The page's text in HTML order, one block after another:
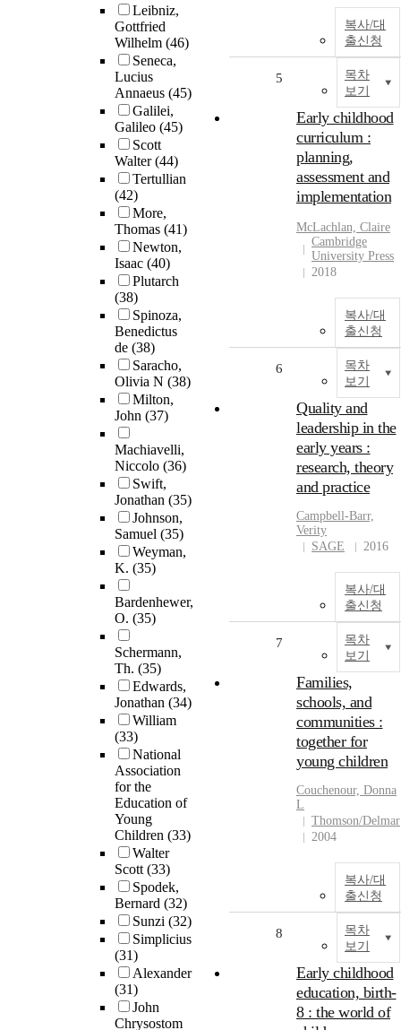
Leibniz,
Gottfried
Wilhelm (46)
Seneca,
Lucius
Annaeus (45)
Galilei,
Galileo (45)
Scott
Walter(44)
Tertullian
(42)
More,
Thomas (41)
Newton,
Isaac (40)
Plutarch
(38)
Spinoza,
Benedictus
de (38)
Saracho,
Olivia N (38)
Milton,
John (37)
Machiavelli,
Niccolo (36)
Swift,
Jonathan (35)
Johnson,
Samuel (35)
Weyman,
K. (35)
Bardenhewer,
O. (35)
Schermann,
Th. (35)
Edwards,
Jonathan (34)
William
(33)
National
Association
for the
Education of
Young
Children (33)
Walter
Scott(33)
Spodek,
Bernard (32)
Sunzi (32)
Simplicius
(31)
Alexander
(31)
John
Chrysostom
복사/대
출신청
목차
보기
5
Early childhood
curriculum :
planning,
assessment and
implementation
McLachlan, Claire
Cambridge
University Press
2018
복사/대
출신청
목차
보기
6
Quality and
leadership in the
early years :
research, theory
and practice
Campbell-Barr,
Verity
SAGE
2016
복사/대
출신청
목차
보기
7
Families,
schools, and
communities :
together for
young children
Couchenour, Donna
L
Thomson/Delmar
2004
복사/대
출신청
목차
보기
8
Early childhood
education, birth-
8 : the world of